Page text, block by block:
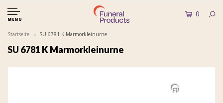
MENU
0
Startseite SU 6781 K Marmorkleinurne
SU 6781 K Marmorkleinurne